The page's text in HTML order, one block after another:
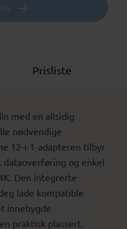
Prisliste
med en allsidig
nødvendige
12-i-1-adapteren tilbyr
og enkel
Den integrerte
lade kompatible
innebygde
praktisk plassert.